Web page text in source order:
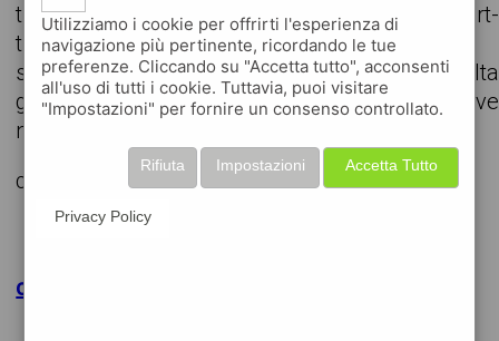
trova il lavoro che stavi cercando, anche part-
time o da svolgere in remoto
scarica gratuitamente l'app e consulta
giornalmente gli annunci delle aziende attive
nella tua zona
cerchiamo
clicca per maggiori dettagli
Utilizziamo i cookie per offrirti l'esperienza di
navigazione più pertinente, ricordando le tue
preferenze. Cliccando su "Accetta tutto", acconsenti
all'uso di tutti i cookie. Tuttavia, puoi visitare
"Impostazioni" per fornire un consenso controllato.
Accetta Tutto
Impostazioni
Rifiuta
Privacy Policy